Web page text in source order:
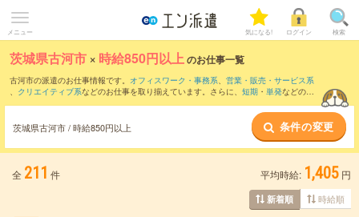
メニュー 気になる! ログイン 検索
茨城県古河市 × 時給850円以上のお仕事一覧
古河市の派遣のお仕事情報です。 オフィスワーク・事務系、 営業・販売・サービス系
、 クリエイティブ系などのお仕事を取り揃えています。さらに、 短期 ・ 単発などの期
時給1100円以上 ・1800円以上の求人はこちら
当サイトでは法令を遵守し、最低賃金以上の求人のみを掲載しています。
茨城県古河市 / 時給850円以上 条件の変更
全 211 件 平均時給: 1,405 円
新着順 時給順